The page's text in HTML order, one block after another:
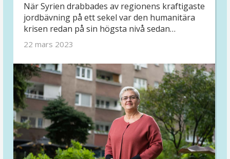
När Syrien drabbades av regionens kraftigaste
jordbävning på ett sekel var den humanitära
krisen redan på sin högsta nivå sedan
konfliktens början. Vi pratar med aktivisten
innebär att vara i överlevnadsläge – och varför
stöd till civila organisationer är viktigare än
någonsin.
22 mars 2023